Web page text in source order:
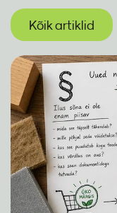
Kõik artiklid